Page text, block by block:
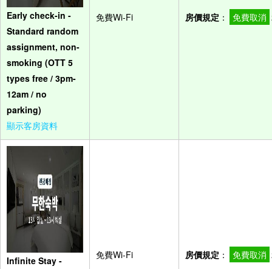
Early check-in -
Standard random
assignment, non-
smoking (OTT 5
types free / 3pm-
12am / no
parking)
顯示客房資料
免費Wi-Fi 房價規定 ： 免費取消
Infinite Stay -
免費Wi-Fi 房價規定 ： 免費取消